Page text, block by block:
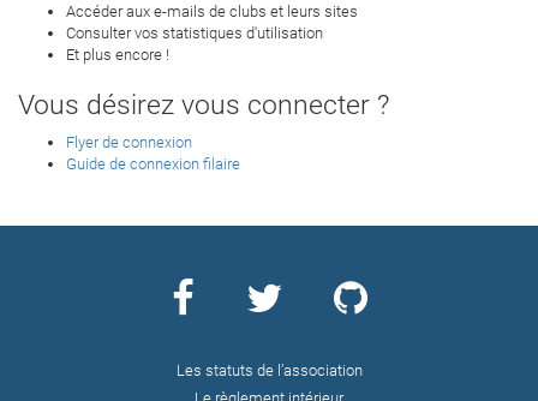
Accéder aux e-mails de clubs et leurs sites
Consulter vos statistiques d'utilisation
Et plus encore !
Vous désirez vous connecter ?
Flyer de connexion
Guide de connexion filaire
Les statuts de l’association